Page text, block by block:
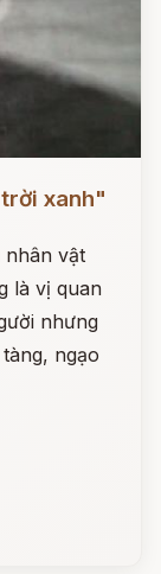
xanh"
nhân vật
là vị quan
nhưng
ngạo